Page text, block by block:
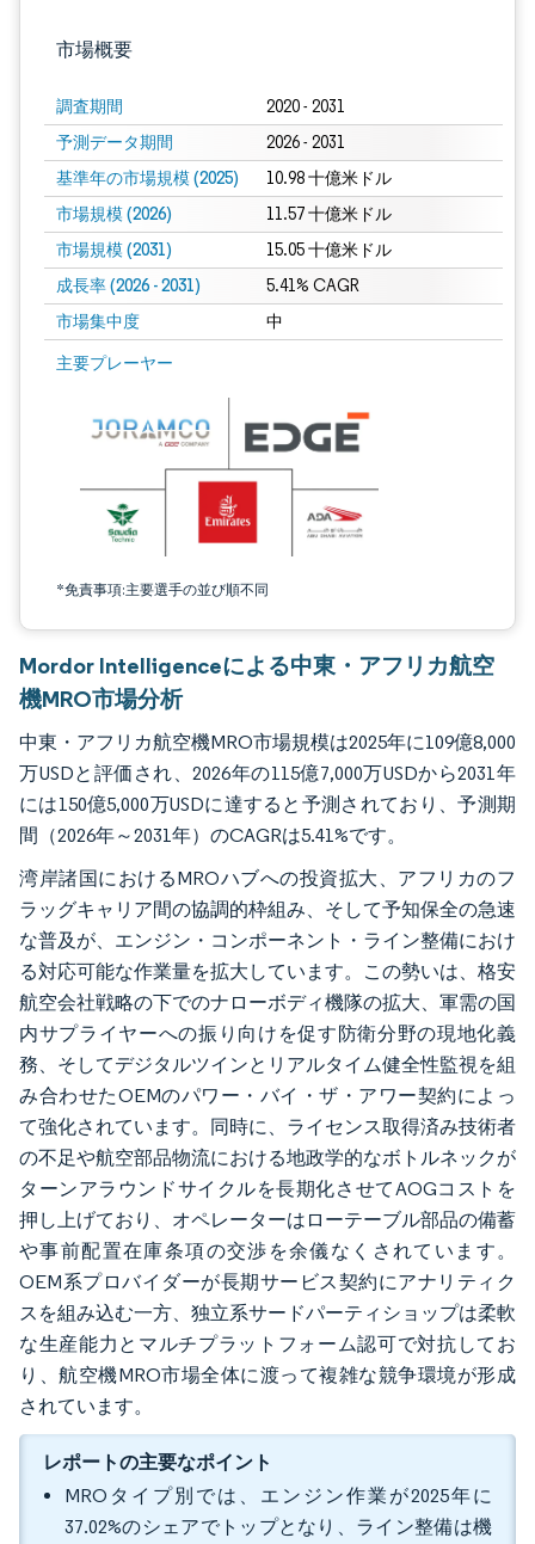
市場概要
調査期間 2020 - 2031
予測データ期間 2026 - 2031
基準年の市場規模 (2025) 10.98 十億米ドル
市場規模 (2026) 11.57 十億米ドル
市場規模 (2031) 15.05 十億米ドル
成長率 (2026 - 2031) 5.41% CAGR
市場集中度 中
主要プレーヤー
*免責事項:主要選手の並び順不同
画像 © Mordor Intelligence。再利用にはCC BY 4.0の表示が必要です。
Mordor Intelligenceによる中東・アフリカ航空
機MRO市場分析
中東・アフリカ航空機MRO市場規模は2025年に109億8,000
万USDと評価され、2026年の115億7,000万USDから2031年
には150億5,000万USDに達すると予測されており、予測期
間（2026年～2031年）のCAGRは5.41%です。
湾岸諸国におけるMROハブへの投資拡大、アフリカのフ
ラッグキャリア間の協調的枠組み、そして予知保全の急速
な普及が、エンジン・コンポーネント・ライン整備におけ
る対応可能な作業量を拡大しています。この勢いは、格安
航空会社戦略の下でのナローボディ機隊の拡大、軍需の国
内サプライヤーへの振り向けを促す防衛分野の現地化義
務、そしてデジタルツインとリアルタイム健全性監視を組
み合わせたOEMのパワー・バイ・ザ・アワー契約によっ
て強化されています。同時に、ライセンス取得済み技術者
の不足や航空部品物流における地政学的なボトルネックが
ターンアラウンドサイクルを長期化させてAOGコストを
押し上げており、オペレーターはローテーブル部品の備蓄
や事前配置在庫条項の交渉を余儀なくされています。
OEM系プロバイダーが長期サービス契約にアナリティク
スを組み込む一方、独立系サードパーティショップは柔軟
な生産能力とマルチプラットフォーム認可で対抗してお
り、航空機MRO市場全体に渡って複雑な競争環境が形成
されています。
レポートの主要なポイント
MROタイプ別では、エンジン作業が2025年に
37.02%のシェアでトップとなり、ライン整備は機